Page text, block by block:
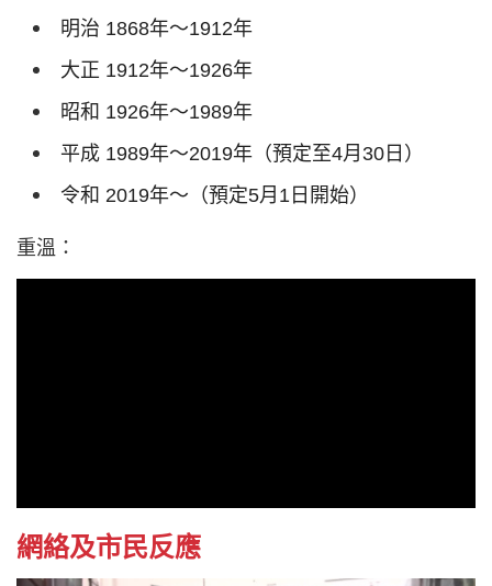
明治 1868年～1912年
大正 1912年～1926年
昭和 1926年～1989年
平成 1989年～2019年（預定至4月 30 日）
令和 2019年〜（預定5月 1 日開始）
重溫：
網絡及市民反應